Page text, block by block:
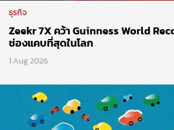
ธุรกิจ
Zeekr 7X คว้า Guinness World
ช่องแคบที่สุดในโลก
1 Aug 2026